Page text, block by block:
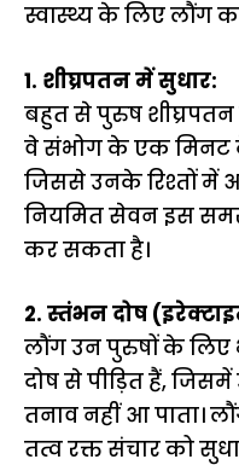
स्वास्थ्य के लिए लौंग
1. शीघ्रपतन में सुधार:
बहुत से पुरुष
वे संभोग के एक मिनट
जिससे उनके रिश्तों में
नियमित सेवन इस
कर सकता है।
2. स्तंभन दोष
लौंग उन पुरुषों के लिए
दोष से पीड़ित हैं, जिसमें
तनाव नहीं आ पाता।
तत्व रक्त संचार को